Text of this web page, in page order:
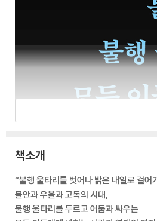
책소개
“불행 울타리를 벗어나 밝은 내일로 걸어
불안과 우울과 고독의 시대,
불행 울타리를 두르고 어둠과 싸우는